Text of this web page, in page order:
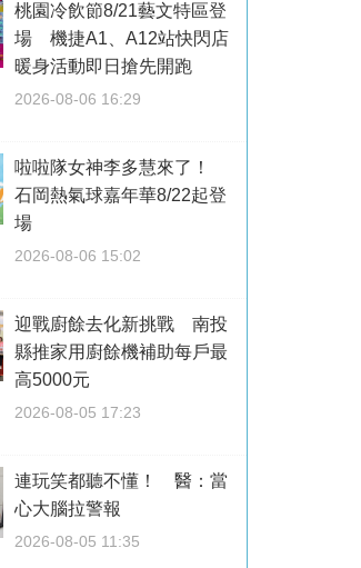
桃園冷飲節8/21藝文特區登
場 機捷A1、A12站快閃店
暖身活動即日搶先開跑
2026-08-06 16:29
啦啦隊女神李多慧來了！
石岡熱氣球嘉年華8/22起登
場
2026-08-06 15:02
迎戰廚餘去化新挑戰 南投
縣推家用廚餘機補助每戶最
高5000元
2026-08-05 17:23
連玩笑都聽不懂！ 醫：當
心大腦拉警報
2026-08-05 11:35